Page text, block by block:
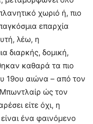
χωριό ή, πιο
επαρχία
λέω, η
διαρκής, δομική,
καθαρά τα πιο
19ου αιώνα – από τον
ώς τον
είτε όχι, η
ένα φαινόμενο